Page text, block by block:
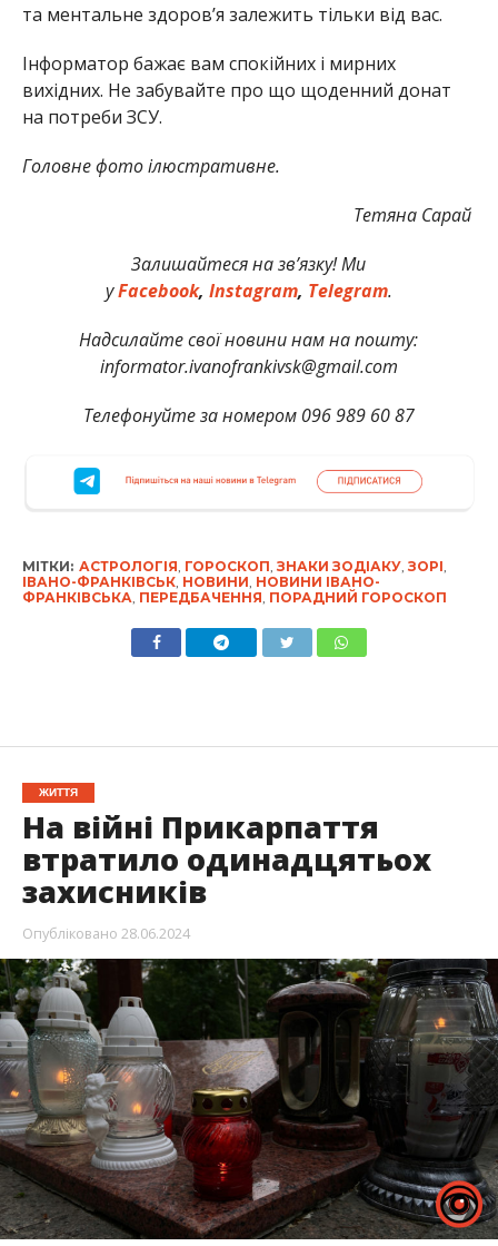
та ментальне здоров’я залежить тільки від вас.
Інформатор бажає вам спокійних і мирних
вихідних. Не забувайте про що щоденний донат
на потреби ЗСУ.
Головне фото ілюстративне.
Тетяна Сарай
Залишайтеся на зв’язку! Ми
уFacebook, Instagram, Telegram.
Надсилайте свої новини нам на пошту:
informator.ivanofrankivsk@gmail.com
Телефонуйте за номером 096 989 60 87
МІТКИ: АСТРОЛОГІЯ ГОРОСКОП ЗНАКИ ЗОДІАКУ, ЗОРІ
ІВАНО-ФРАНКІВСЬК, НОВИНИ НОВИНИ ІВАНО-
ФРАНКІВСЬКА ПЕРЕДБАЧЕННЯ ПОРАДНИЙ ГОРОСКОП
ЖИТТЯ
На війні Прикарпаття
втратило одинадцятьох
захисників
Опубліковано 28.06.2024